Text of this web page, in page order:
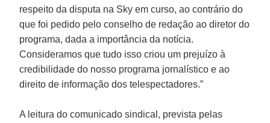
respeito da disputa na Sky em curso, ao contrário do
que foi pedido pelo conselho de redação ao diretor do
programa, dada a importância da notícia.
Consideramos que tudo isso criou um prejuízo à
credibilidade do nosso programa jornalístico e ao
direito de informação dos telespectadores.”
A leitura do comunicado sindical, prevista pelas